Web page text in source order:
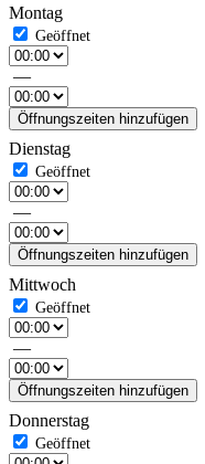
Montag
—
Öffnungszeiten hinzufügen
Dienstag
—
Öffnungszeiten hinzufügen
Mittwoch
—
Öffnungszeiten hinzufügen
Donnerstag